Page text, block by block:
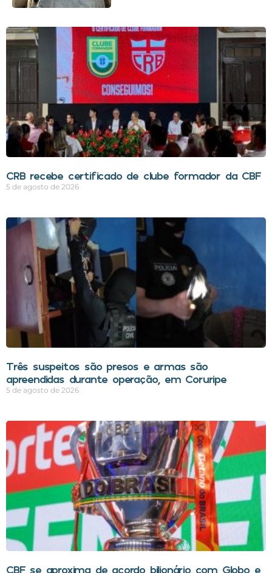
CRB recebe certificado de clube formador da CBF
5 de agosto de 2026
Três suspeitos são presos e armas são
apreendidas durante operação, em Coruripe
5 de agosto de 2026
CBF se aproxima de acordo bilionário com Globo e